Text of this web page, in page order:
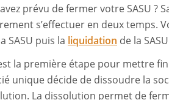
prévu de fermer votre SASU ?
s’effectuer en deux temps.
SASU puis la liquidation de la
la première étape pour mettre fin
unique décide de dissoudre la
La dissolution permet de